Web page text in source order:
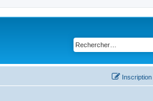
Inscription